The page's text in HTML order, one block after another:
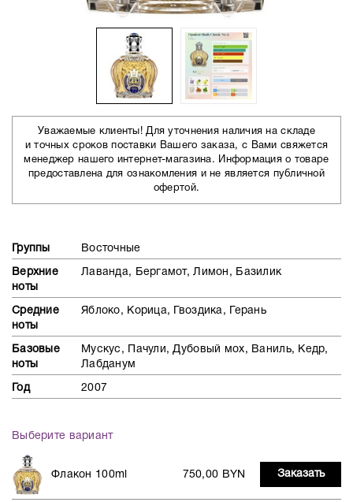
Уважаемые клиенты! Для уточнения наличия на складе
и точных сроков поставки Вашего заказа, с Вами свяжется
менеджер нашего интернет-магазина. Информация о товаре
предоставлена для ознакомления и не является публичной
офертой.
Группы Восточные
Верхние
ноты
Лаванда, Бергамот, Лимон, Базилик
Средние
ноты
Яблоко, Корица, Гвоздика, Герань
Базовые
ноты
Мускус, Пачули, Дубовый мох, Ваниль, Кедр,
Лабданум
Год 2007
Выберите вариант
Флакон 100ml 750,00 BYN Заказать